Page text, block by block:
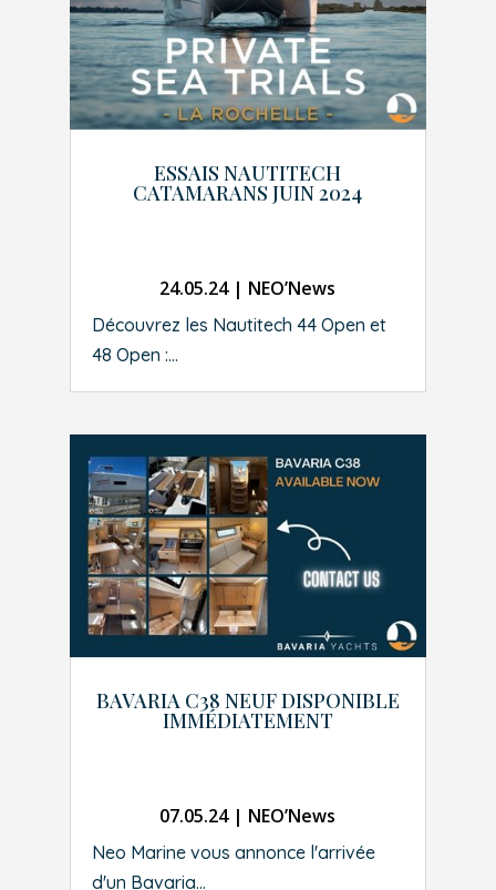
ESSAIS NAUTITECH
CATAMARANS JUIN 2024
24.05.24| NEO’News
Découvrez les Nautitech 44 Open et
48 Open :...
BAVARIA C38 NEUF DISPONIBLE
IMMÉDIATEMENT
07.05.24| NEO’News
Neo Marine vous annonce l'arrivée
d'un Bavaria...